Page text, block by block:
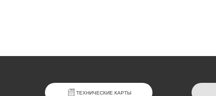
ТЕХНИЧЕСКИЕ КАРТЫ